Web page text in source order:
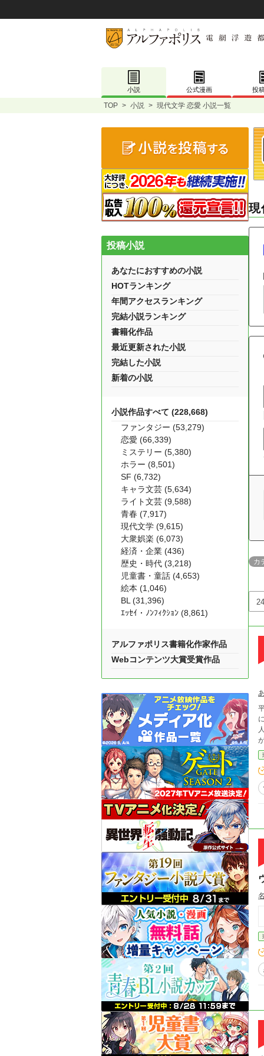
小説 公式漫画 投
TOP > 小説 > 現代文学 恋愛 小説一覧
現
カ
投稿小説
あなたにおすすめの小説
HOTランキング
年間アクセスランキング
完結小説ランキング
書籍化作品
最近更新された小説
完結した小説
新着の小説
小説作品すべて (228,668)
ファンタジー (53,279)
恋愛 (66,339)
ミステリー (5,380)
ホラー (8,501)
SF (6,732)
キャラ文芸 (5,634)
ライト文芸 (9,588)
青春 (7,917)
現代文学 (9,615)
大衆娯楽 (6,073)
経済・企業 (436)
歴史・時代 (3,218)
児童書・童話 (4,653)
絵本 (1,046)
BL (31,396)
ｴｯｾｲ・ﾉﾝﾌｨｸｼｮﾝ (8,861)
アルファポリス書籍化作家作品
Webコンテンツ大賞受賞作品